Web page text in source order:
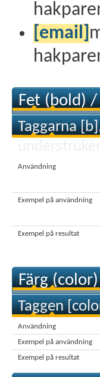
[email]
Fet (bold)
Taggarna
Användning
Exempel på användning
Exempel på resultat
Färg (color)
Taggen
Användning
Exempel på användning
Exempel på resultat